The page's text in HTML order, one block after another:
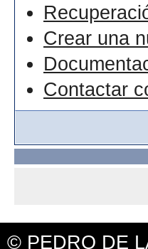
Crear una
Contactar
© PEDRO DE